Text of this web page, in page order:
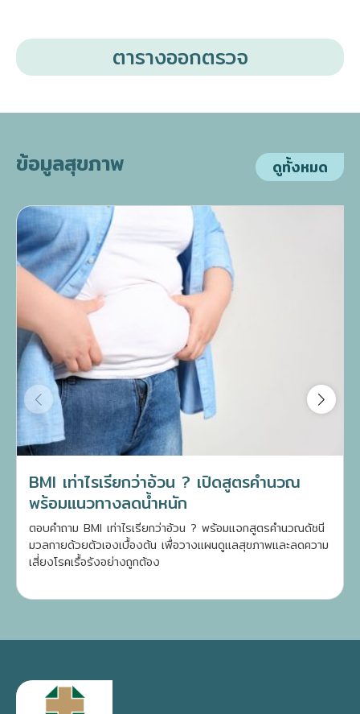
ตารางออกตรวจ
ข้อมูลสุขภาพ ดูทั้งหมด
BMI เท่าไรเรียกว่าอ้วน ? เปิดสูตรคำนวณ
พร้อมแนวทางลดน้ำหนัก
ตอบคำถาม BMI เท่าไรเรียกว่าอ้วน ? พร้อมแจกสูตรคำนวณดัชนี
มวลกายด้วยตัวเองเบื้องต้น เพื่อวางแผนดูแลสุขภาพและลดความ
เสี่ยงโรคเรื้อรังอย่างถูกต้อง